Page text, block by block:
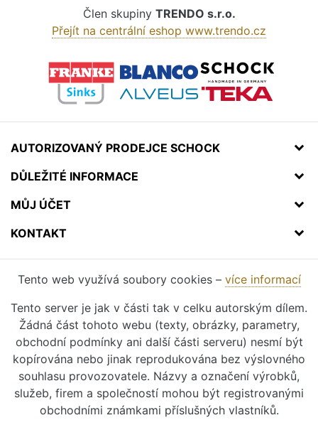
Člen skupiny TRENDO s.r.o.
Přejít na centrální eshop www.trendo.cz
AUTORIZOVANÝ PRODEJCE SCHOCK
DŮLEŽITÉ INFORMACE
MŮJ ÚČET
KONTAKT
Tento web využívá soubory cookies – více informací
Tento server je jak v části tak v celku autorským dílem.
Žádná část tohoto webu (texty, obrázky, parametry,
obchodní podmínky ani další části serveru) nesmí být
kopírována nebo jinak reprodukována bez výslovného
souhlasu provozovatele. Názvy a označení výrobků,
služeb, firem a společností mohou být registrovanými
obchodními známkami příslušných vlastníků.